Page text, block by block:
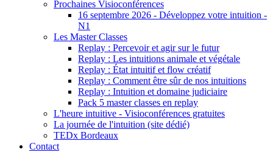
Prochaines Visioconférences
16 septembre 2026 - Développez votre intuition -
N1
Les Master Classes
Replay : Percevoir et agir sur le futur
Replay : Les intuitions animale et végétale
Replay : État intuitif et flow créatif
Replay : Comment être sûr de nos intuitions
Replay : Intuition et domaine judiciaire
Pack 5 master classes en replay
L'heure intuitive - Visioconférences gratuites
La journée de l'intuition (site dédié)
TEDx Bordeaux
Contact